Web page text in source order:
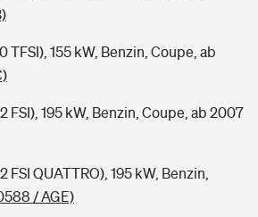
Sicherheit für deine Kids
TFSI), 155 kW, Benzin, Coupe, ab
FSI), 195 kW, Benzin, Coupe, ab 2007
FSI QUATTRO), 195 kW, Benzin,
/ AGE)